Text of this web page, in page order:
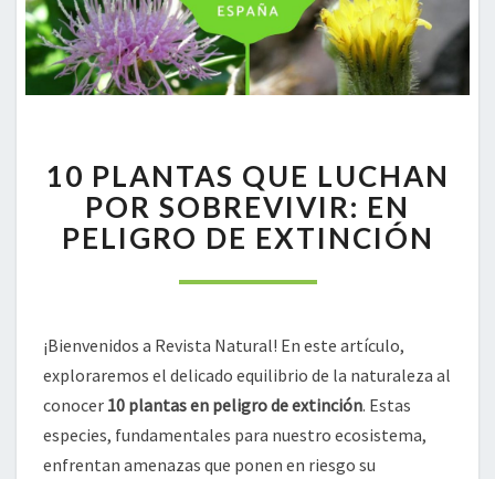
PLANTAS
QUE
LUCHAN
POR
DE
EXTINCIÓN
10 PLANTAS QUE LUCHAN
POR SOBREVIVIR: EN
PELIGRO DE EXTINCIÓN
¡Bienvenidos a Revista Natural! En este artículo,
exploraremos el delicado equilibrio de la naturaleza al
conocer 10 plantas en peligro de extinción. Estas
especies, fundamentales para nuestro ecosistema,
enfrentan amenazas que ponen en riesgo su